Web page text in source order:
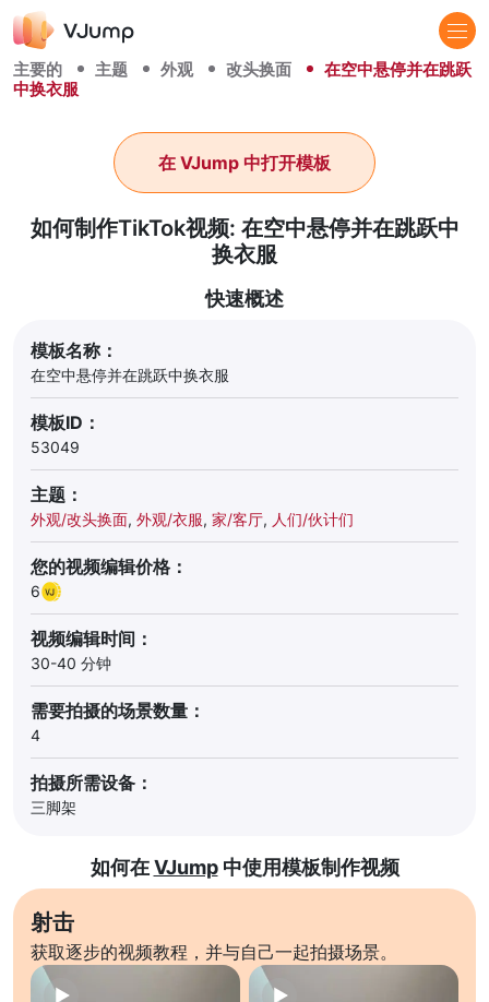
主要的 主题 外观 改头换面
在空中悬停并在跳跃
中换衣服
如何制作TikTok视频: 在空中悬停并在跳跃中
换衣服
在 VJump 中打开模板
快速概述
模板名称：
在空中悬停并在跳跃中换衣服
模板ID：
53049
主题：
外观/改头换面, 外观/衣服, 家/客厅, 人们/伙计们
您的视频编辑价格：
6
视频编辑时间：
30-40 分钟
需要拍摄的场景数量：
4
拍摄所需设备：
三脚架
如何在VJump中使用模板制作视频
射击
获取逐步的视频教程，并与自己一起拍摄场景。